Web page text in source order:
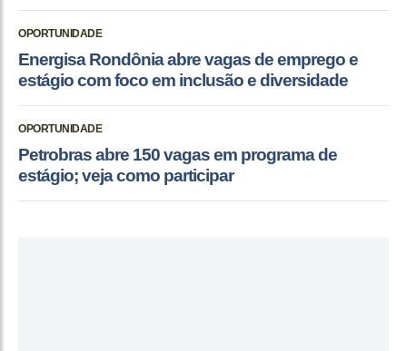
OPORTUNIDADE
Energisa Rondônia abre vagas de emprego e
estágio com foco em inclusão e diversidade
OPORTUNIDADE
Petrobras abre 150 vagas em programa de
estágio; veja como participar